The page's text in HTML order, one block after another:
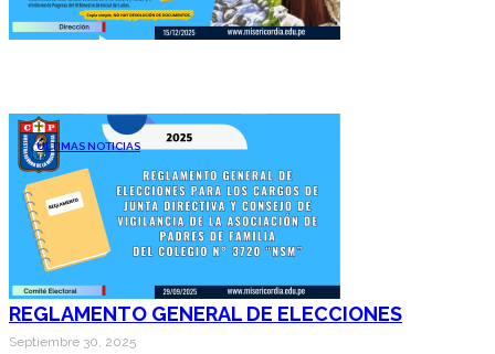
ÚLTIMAS NOTICIAS
REGLAMENTO GENERAL DE ELECCIONES
Septiembre 30, 2025